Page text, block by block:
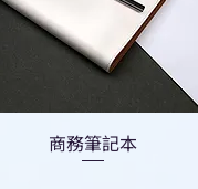
商務筆記本